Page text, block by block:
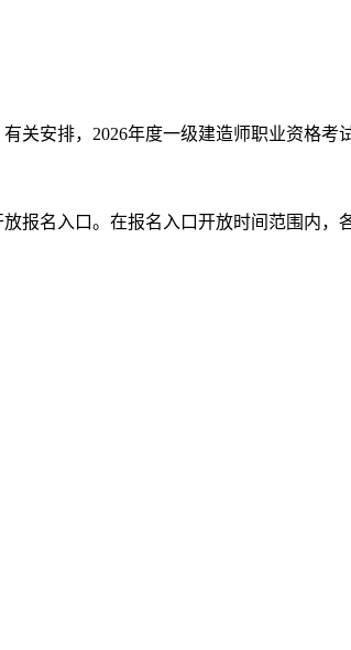
关安排，2026年度一级建造师职业资格考
报名入口。在报名入口开放时间范围内